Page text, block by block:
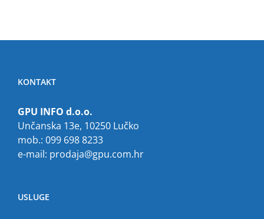
KONTAKT
GPU INFO d.o.o.
Unčanska 13e, 10250 Lučko
mob.: 099 698 8233
e-mail: prodaja@gpu.com.hr
USLUGE